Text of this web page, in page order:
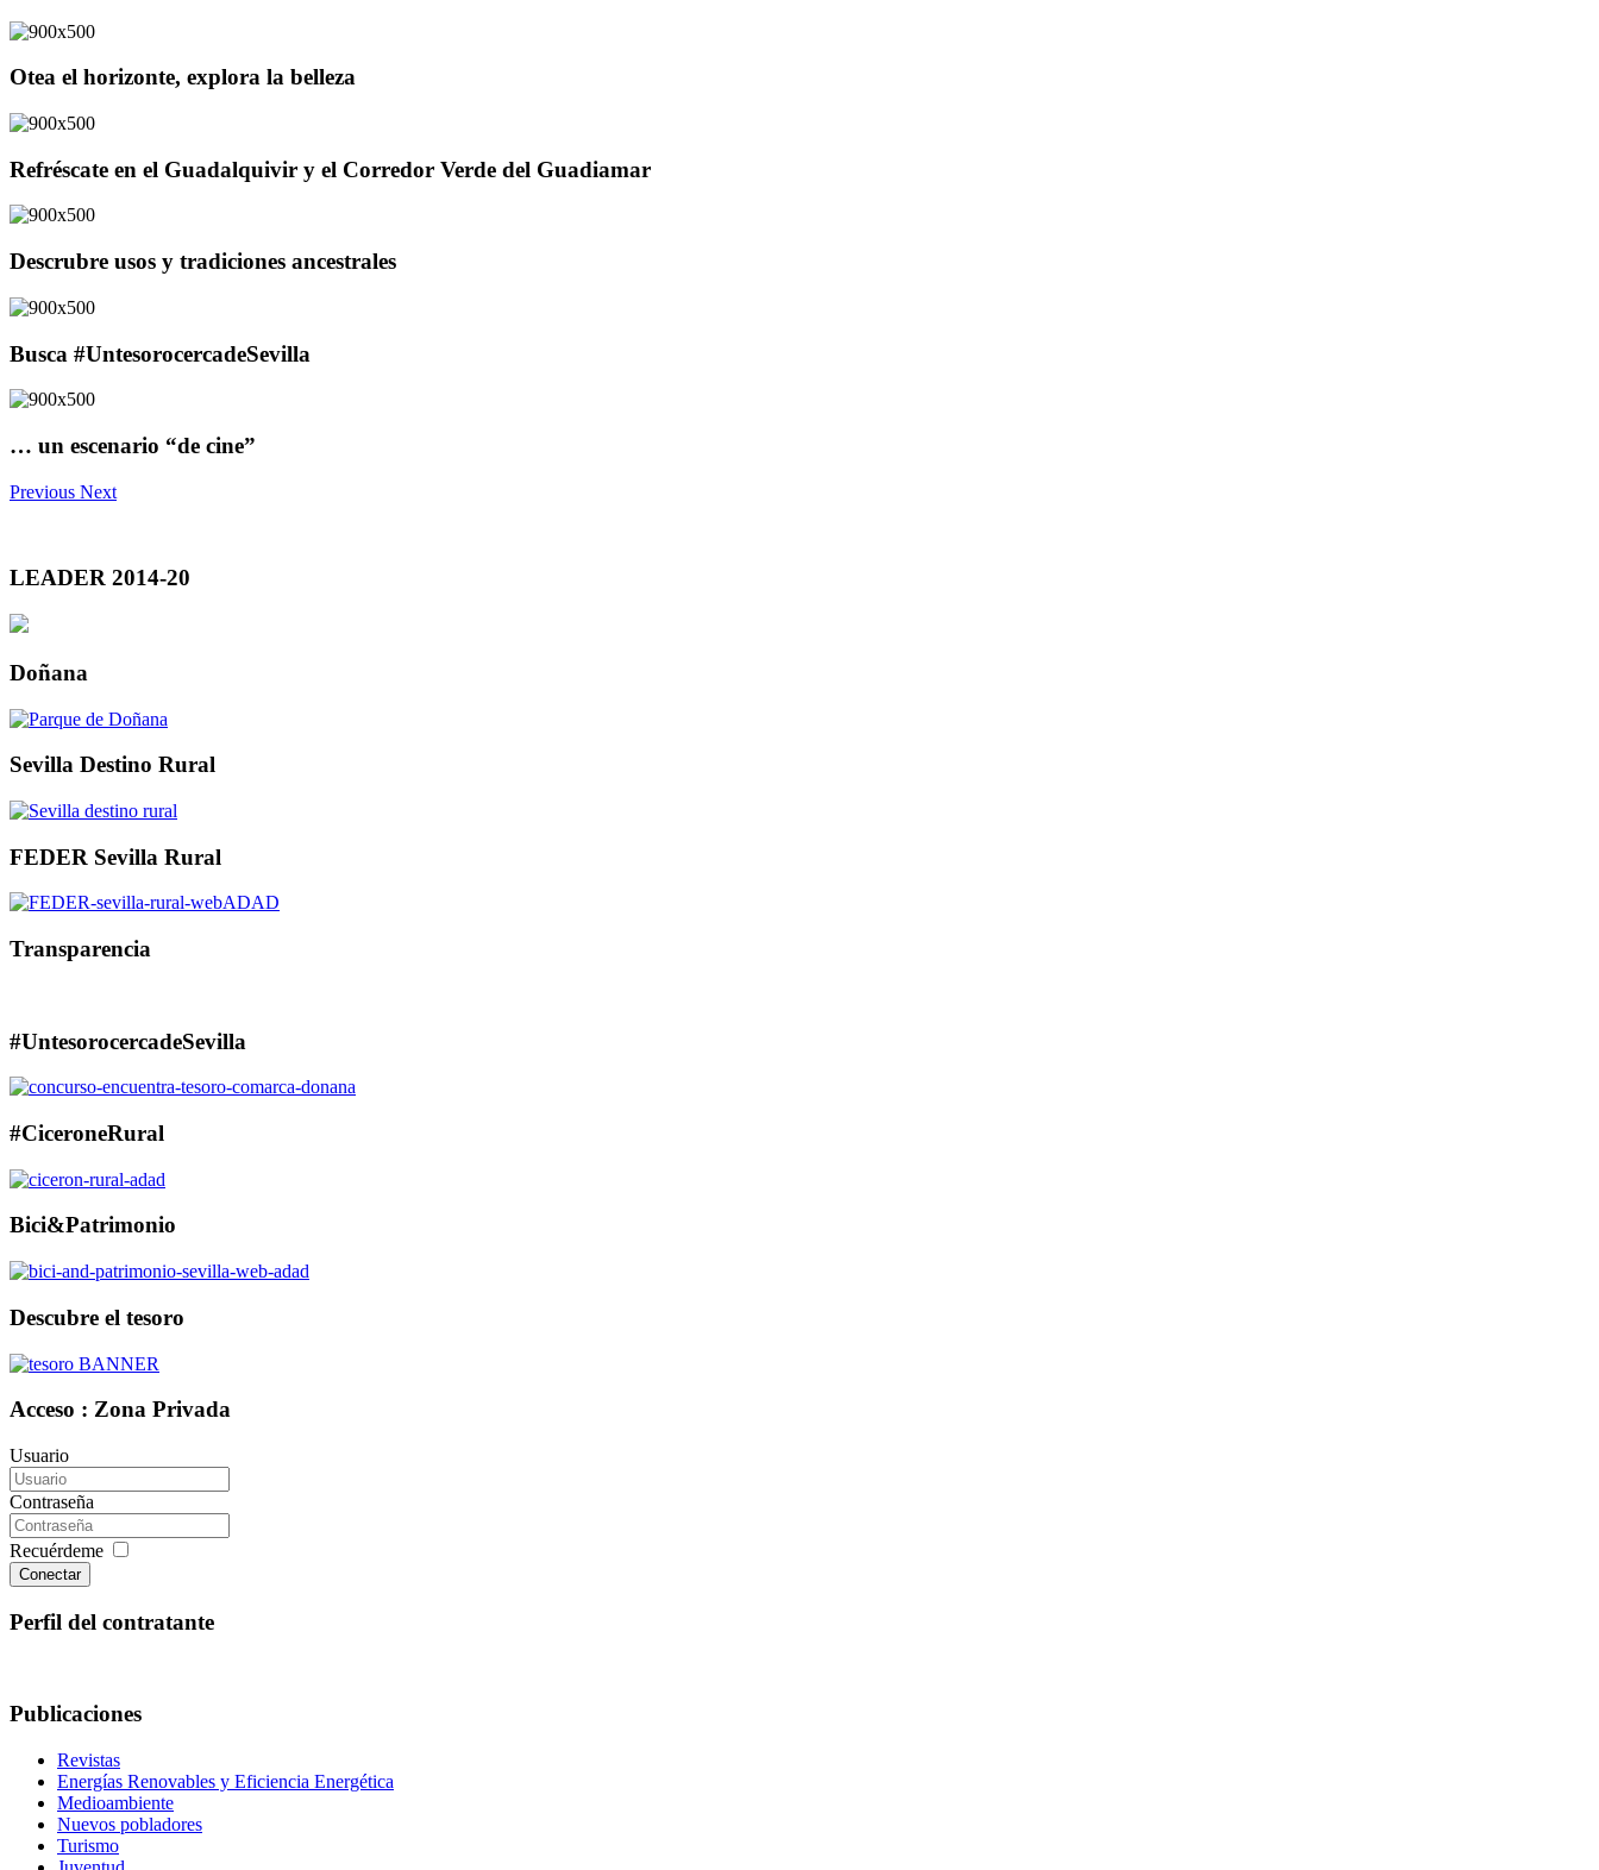
Otea el horizonte, explora la belleza
Refréscate en el Guadalquivir y el Corredor Verde del Guadiamar
Descrubre usos y tradiciones ancestrales
Busca #UntesorocercadeSevilla
… un escenario “de cine”
Previous Next
LEADER 2014-20
Doñana
Sevilla Destino Rural
FEDER Sevilla Rural
Transparencia
#UntesorocercadeSevilla
#CiceroneRural
Bici&Patrimonio
Descubre el tesoro
Acceso : Zona Privada
Usuario
Contraseña
Recuérdeme
Conectar
Perfil del contratante
Publicaciones
Revistas
Energías Renovables y Eficiencia Energética
Medioambiente
Nuevos pobladores
Turismo